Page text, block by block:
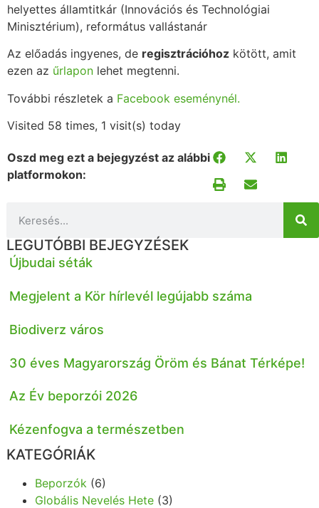
helyettes államtitkár (Innovációs és Technológiai
Minisztérium), református vallástanár
Az előadás ingyenes, de regisztrációhoz kötött, amit
ezen az űrlapon lehet megtenni.
További részletek a Facebook eseménynél.
Visited 58 times, 1 visit(s) today
Oszd meg ezt a bejegyzést az alábbi
platformokon:
LEGUTÓBBI BEJEGYZÉSEK
Újbudai séták
Megjelent a Kör hírlevél legújabb száma
Biodiverz város
30 éves Magyarország Öröm és Bánat Térképe!
Az Év beporzói 2026
Kézenfogva a természetben
KATEGÓRIÁK
Beporzók (6)
Globális Nevelés Hete(3)